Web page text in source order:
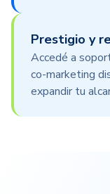
Prestigio y
Accedé a
co-marketing
expandir tu